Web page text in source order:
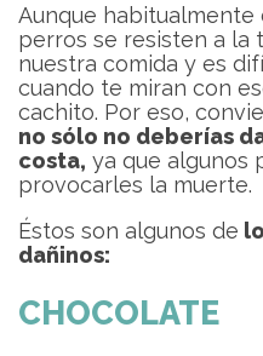
Aunque habitualmente
perros se resisten a la
nuestra comida y es
cuando te miran con
cachito. Por eso,
no sólo no deberías
costa, ya que algunos
provocarles la muerte.
Éstos son algunos de
dañinos:
CHOCOLATE